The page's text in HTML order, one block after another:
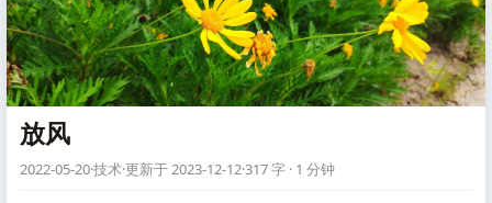
放风
2022-05-20·技术·更新于 2023-12-12·317 字 · 1 分钟